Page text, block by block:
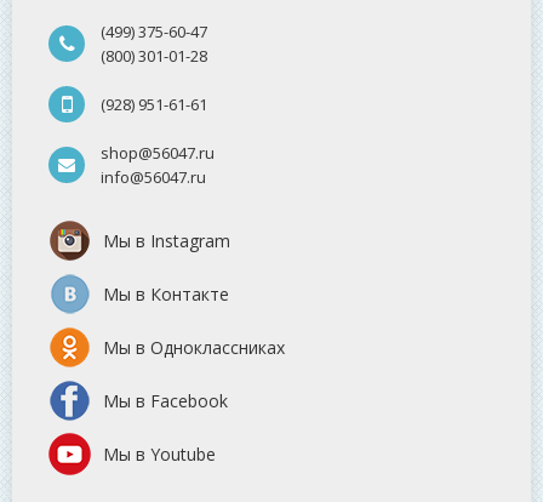
(499) 375-60-47
(800) 301-01-28
(928) 951-61-61
shop@56047.ru
info@56047.ru
Мы в Instagram
Мы в Контакте
Мы в Одноклассниках
Мы в Facebook
Мы в Youtube